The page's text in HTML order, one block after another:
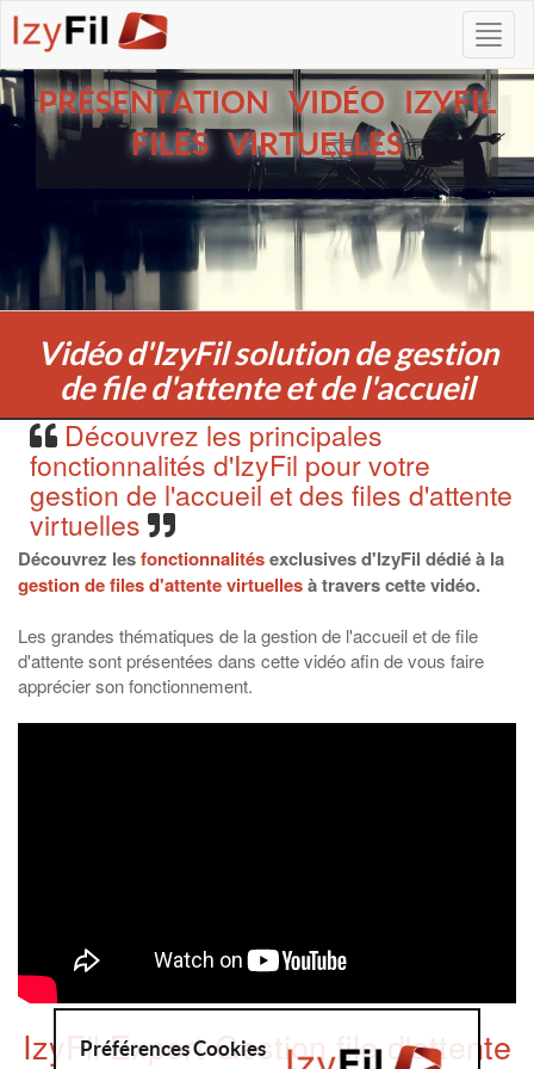
PRÉSENTATION VIDÉO IZYFIL
FILES VIRTUELLES
Vidéo d'IzyFil solution de gestion
de file d'attente et de l'accueil
Découvrez les principales
fonctionnalités d'IzyFil pour votre
gestion de l'accueil et des files d'attente
virtuelles
Découvrez lesfonctionnalitésexclusives d'IzyFil dédié à la
gestion de files d'attente virtuellesà travers cette vidéo.
Les grandes thématiques de la gestion de l'accueil et de file
d'attente sont présentées dans cette vidéo afin de vous faire
apprécier son fonctionnement.
IzyFil Expert Gestion file d'attente
Préférences Cookies